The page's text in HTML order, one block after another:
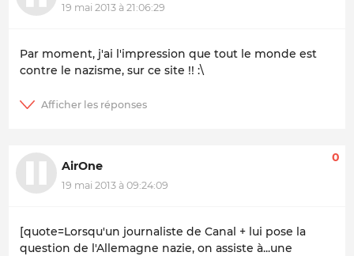
19 mai 2013 à 21:06:29
Par moment, j'ai l'impression que tout le monde est
contre le nazisme, sur ce site !! :\
AirOne
19 mai 2013 à 09:24:09
0
[quote=Lorsqu'un journaliste de Canal + lui pose la
question de l'Allemagne nazie, on assiste à...une